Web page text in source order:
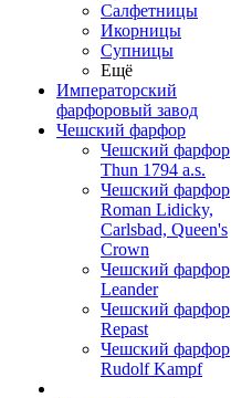
Салфетницы
Икорницы
Супницы
Ещё
Императорский
фарфоровый завод
Чешский фарфор
Чешский фарфор
Thun 1794 a.s.
Чешский фарфор
Roman Lidicky,
Carlsbad, Queen's
Crown
Чешский фарфор
Leander
Чешский фарфор
Repast
Чешский фарфор
Rudolf Kampf